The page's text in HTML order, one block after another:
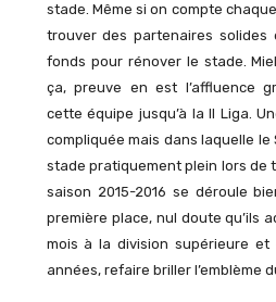
stade. Même si on compte
trouver des partenaires solides
fonds pour rénover le stade.
ça, preuve en est l’affluence
cette équipe jusqu’à la II Liga.
compliquée mais dans laquelle
stade pratiquement plein lors de
saison 2015-2016 se déroule
première place, nul doute qu’ils
mois à la division supérieure et
années, refaire briller l’emblème